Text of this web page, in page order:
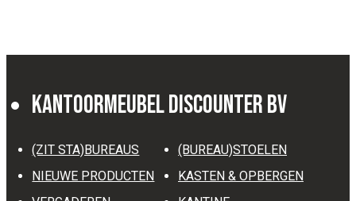
Kantoormeubel Discounter BV
(ZIT STA)BUREAUS
(BUREAU)STOELEN
NIEUWE PRODUCTEN
KASTEN & OPBERGEN